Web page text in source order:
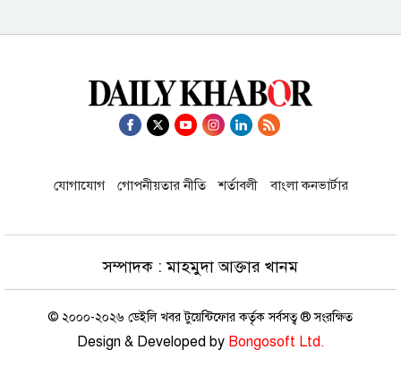
খবর ‘কাল্পনিক ও অসত্য’-বিদ্যুৎ, জ্বালানি
ও খনিজ সম্পদ মন্ত্রণালয়
বাংলাদেশের ভাগ্য সেই ভারতের হাতেই!
একটি চক্র জ্বালানি খাতকে অস্থিতিশীল
করার জন্য সক্রিয়: প্রধানমন্ত্রী
আজ চট্টগ্রাম ও কক্সবাজার যাচ্ছেন
যোগাযোগ গোপনীয়তার নীতি শর্তাবলী বাংলা কনভার্টার
সম্পাদক : মাহমুদা আক্তার খানম
© ২০০০-২০২৬ ডেইলি খবর টুয়েন্টিফোর কর্তৃক সর্বসত্ব ® সংরক্ষিত
Design & Developed by Bongosoft Ltd.